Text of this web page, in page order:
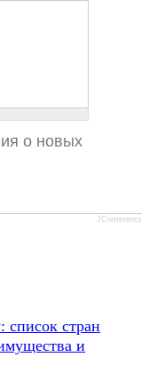
о новых
JComments
список стран
и